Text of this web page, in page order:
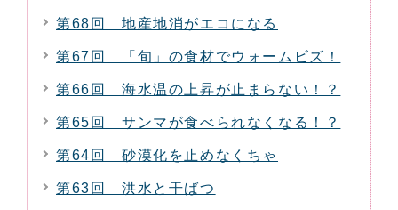
第68回 地産地消がエコになる
第67回 「旬」の食材でウォームビズ！
第66回 海水温の上昇が止まらない！？
第65回 サンマが食べられなくなる！？
第64回 砂漠化を止めなくちゃ
第63回 洪水と干ばつ